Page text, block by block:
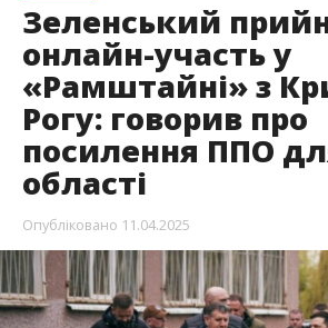
Зеленський
онлайн-участь у
«Рамштайні» з
Рогу: говорив про
посилення ППО
області
Опубліковано 11.04.2025